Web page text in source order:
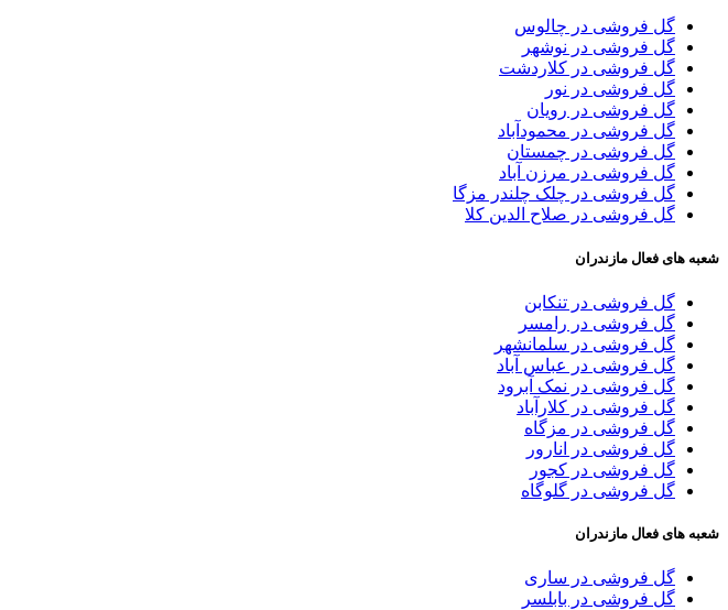
گل فروشی در چالوس
گل فروشی در نوشهر
گل فروشی در کلاردشت
گل فروشی در نور
گل فروشی در رویان
گل فروشی در محمودآباد
گل فروشی در چمستان
گل فروشی در مرزن آباد
گل فروشی در چلک چلندر مزگا
گل فروشی در صلاح الدین کلا
شعبه های فعال مازندران
گل فروشی در تنکابن
گل فروشی در رامسر
گل فروشی در سلمانشهر
گل فروشی در عباس آباد
گل فروشی در نمک آبرود
گل فروشی در کلارآباد
گل فروشی در مزگاه
گل فروشی در انارور
گل فروشی در کجور
گل فروشی در گلوگاه
شعبه های فعال مازندران
گل فروشی در ساری
گل فروشی در بابلسر